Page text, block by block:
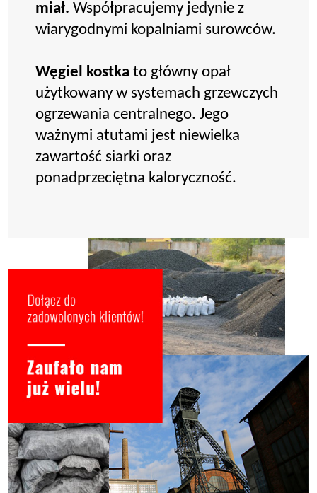
miał. Współpracujemy jedynie z
wiarygodnymi kopalniami surowców.
Węgiel kostka to główny opał
użytkowany w systemach grzewczych
ogrzewania centralnego. Jego
ważnymi atutami jest niewielka
zawartość siarki oraz
ponadprzeciętna kaloryczność.